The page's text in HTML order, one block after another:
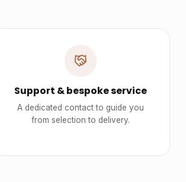
Support & bespoke service
A dedicated contact to guide you
from selection to delivery.